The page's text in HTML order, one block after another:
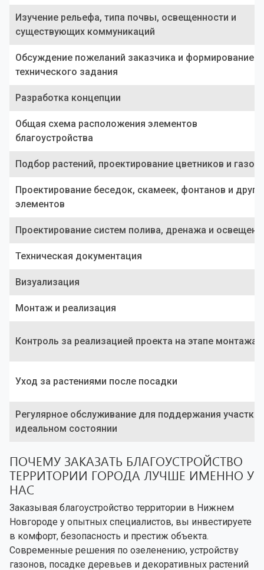
Изучение рельефа, типа почвы, освещенности и
существующих коммуникаций
Обсуждение пожеланий заказчика и формирование
технического задания
Разработка концепции
Общая схема расположения элементов
благоустройства
Подбор растений, проектирование цветников и
Проектирование беседок, скамеек, фонтанов и
элементов
Проектирование систем полива, дренажа и
Техническая документация
Визуализация
Монтаж и реализация
Контроль за реализацией проекта на этапе монтажа
Уход за растениями после посадки
Регулярное обслуживание для поддержания участка
идеальном состоянии
ПОЧЕМУ ЗАКАЗАТЬ БЛАГОУСТРОЙСТВО
ТЕРРИТОРИИ ГОРОДА ЛУЧШЕ ИМЕННО У
НАС
Заказывая благоустройство территории в Нижнем
Новгороде у опытных специалистов, вы инвестируете
в комфорт, безопасность и престиж объекта.
Современные решения по озеленению, устройству
газонов, посадке деревьев и декоративных растений